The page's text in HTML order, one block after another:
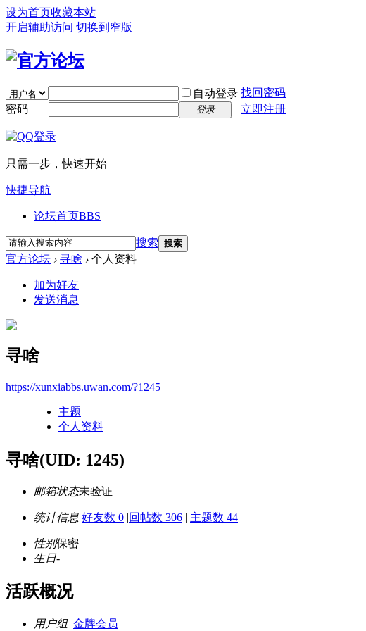
设为首页收藏本站
开启辅助访问 切换到窄版
自动登录 找回密码
密码
登录 立即注册
只需一步，快速开始
快捷导航
论坛首页BBS
搜索 搜索
官方论坛 › 寻啥 › 个人资料
加为好友
发送消息
寻啥
https://xunxiabbs.uwan.com/?1245
主题
个人资料
寻啥(UID: 1245)
邮箱状态未验证
统计信息 好友数 0 |回帖数 306 | 主题数 44
性别保密
生日-
活跃概况
用户组 金牌会员